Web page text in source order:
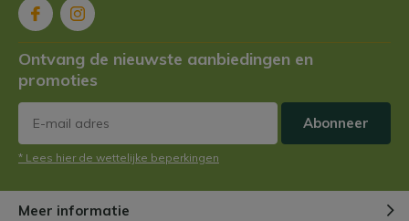
DoorNiels Cox
Hoe maak je een vleesetende
plantentuin?
DoorNiels
Ontvang de nieuwste aanbiedingen en
promoties
Abonneer
* Lees hier de wettelijke beperkingen
Meer informatie